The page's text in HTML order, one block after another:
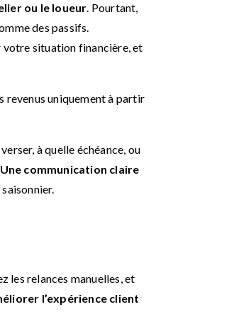
ou le loueur. Pourtant,
des passifs.
votre situation financière, et
revenus uniquement à partir
à quelle échéance, ou
Une communication claire
les relances manuelles, et
l’expérience client